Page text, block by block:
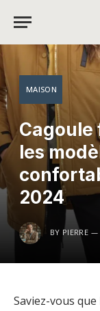
MAISON
Cagoule
les
2024
BY PIERRE
Saviez-vous